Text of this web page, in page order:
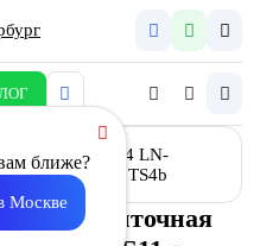
ближе?
Москве
приточная